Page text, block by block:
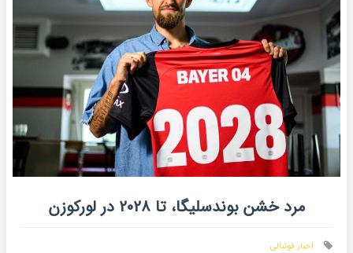
مرد خشن بوندسلیگا، تا 2028 در لورکوزن
اخبار فوتبالی